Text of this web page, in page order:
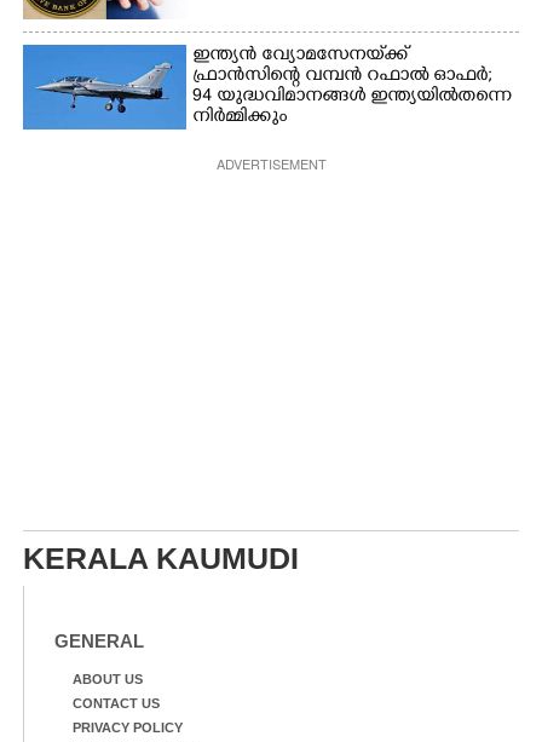
ഇന്ത്യൻ വ്യോമസേനയ്‌ക്ക്
ഫ്രാൻസിന്റെ വമ്പൻ റഫാൽ ഓഫർ;
94 യുദ്ധവിമാനങ്ങൾ ഇന്ത്യയിൽതന്നെ
നിർ‌മ്മിക്കും
ADVERTISEMENT
KERALA KAUMUDI
GENERAL
ABOUT US
CONTACT US
PRIVACY POLICY